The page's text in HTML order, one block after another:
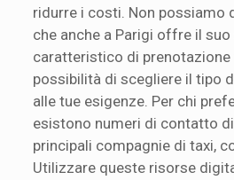
ridurre i costi. Non possiamo
che anche a Parigi offre il
caratteristico di prenotazione
possibilità di scegliere il tipo
alle tue esigenze. Per chi
esistono numeri di contatto
principali compagnie di taxi,
Utilizzare queste risorse